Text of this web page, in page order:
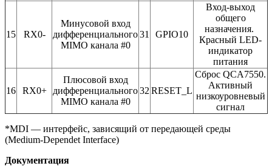
15 RX0-
Минусовой вход
дифференциального
MIMO канала #0
31 GPIO10
Вход-выход
общего
назначения.
Красный LED-
индикатор
питания
16 RX0+
Плюсовой вход
дифференциального
MIMO канала #0
32 RESET_L
Сброс QCA7550.
Активный
низкоуровневый
сигнал
*MDI — интерфейс, зависящий от передающей среды
(Medium-Dependet Interface)
Документация